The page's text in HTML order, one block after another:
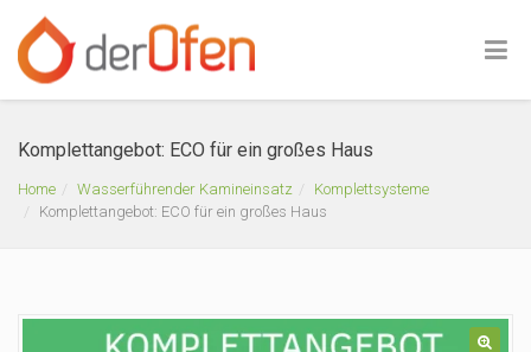
Komplettangebot: ECO für ein großes Haus
Home Wasserführender Kamineinsatz
Komplettsysteme
Komplettangebot: ECO für ein großes Haus